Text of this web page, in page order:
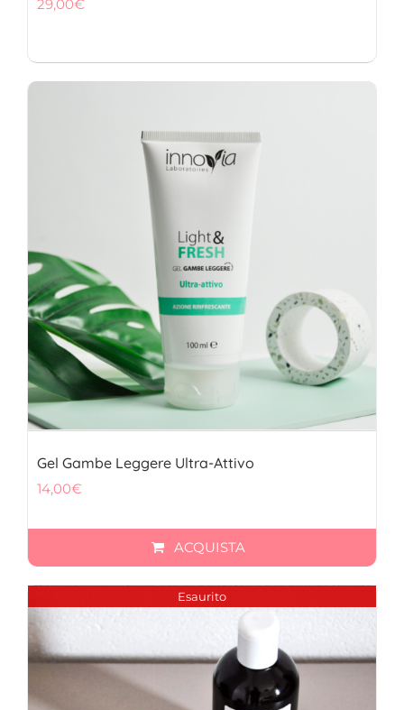
29,00€
Gel Gambe Leggere Ultra-Attivo
14,00€
ACQUISTA
Esaurito